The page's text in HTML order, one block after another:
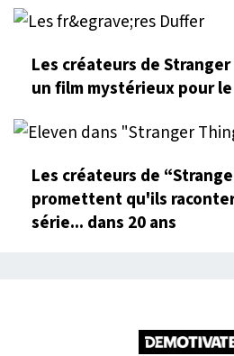
Les créateurs de
un film mystérieux pour
Les créateurs de
promettent qu'ils
série... dans 20 ans